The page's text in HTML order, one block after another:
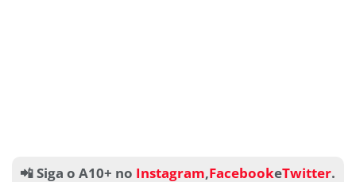
📲 Siga o A10+ no Instagram,FacebookeTwitter.